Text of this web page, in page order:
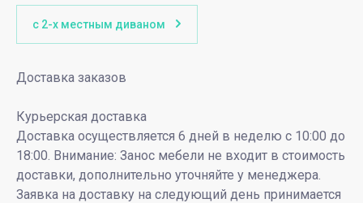
с 2-х местным диваном
Доставка заказов
Курьерская доставка
Доставка осуществляется 6 дней в неделю с 10:00 до
18:00. Внимание: Занос мебели не входит в стоимость
доставки, дополнительно уточняйте у менеджера.
Заявка на доставку на следующий день принимается